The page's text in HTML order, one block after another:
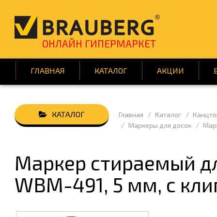
ОНЛАЙН ГИПЕРМАРКЕТ
ГЛАВНАЯ КАТАЛОГ АКЦИИ
АВТОТОВАРЫ
ИГРЫ
КНИГИ
ПОДАРКИ И ПРАЗДНИК
ПОСУДА
СРЕДСТВА ИНДИВИД. ЗАЩИТЫ
Главная Каталог
Маркеры для досок
Маркер стираемый
WBM-491, 5 мм, с